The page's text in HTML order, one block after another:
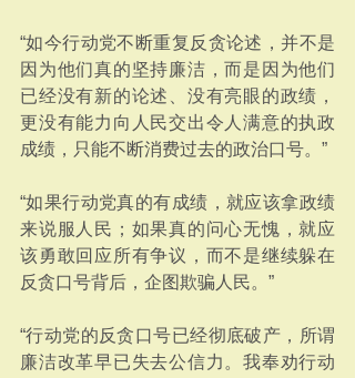
“如今行动党不断重复反贪论述，并不是
因为他们真的坚持廉洁，而是因为他们
已经没有新的论述、没有亮眼的政绩，
更没有能力向人民交出令人满意的执政
成绩，只能不断消费过去的政治口号。”
“如果行动党真的有成绩，就应该拿政绩
来说服人民；如果真的问心无愧，就应
该勇敢回应所有争议，而不是继续躲在
反贪口号背后，企图欺骗人民。”
“行动党的反贪口号已经彻底破产，所谓
廉洁改革早已失去公信力。我奉劝行动